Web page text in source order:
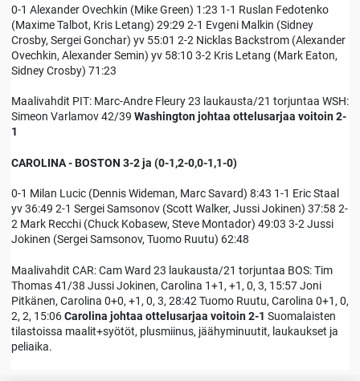
0-1 Alexander Ovechkin (Mike Green) 1:23 1-1 Ruslan Fedotenko
(Maxime Talbot, Kris Letang) 29:29 2-1 Evgeni Malkin (Sidney
Crosby, Sergei Gonchar) yv 55:01 2-2 Nicklas Backstrom (Alexander
Ovechkin, Alexander Semin) yv 58:10 3-2 Kris Letang (Mark Eaton,
Sidney Crosby) 71:23
Maalivahdit PIT: Marc-Andre Fleury 23 laukausta/21 torjuntaa WSH:
Simeon Varlamov 42/39 Washington johtaa ottelusarjaa voitoin 2-
1
CAROLINA - BOSTON 3-2 ja (0-1,2-0,0-1,1-0)
0-1 Milan Lucic (Dennis Wideman, Marc Savard) 8:43 1-1 Eric Staal
yv 36:49 2-1 Sergei Samsonov (Scott Walker, Jussi Jokinen) 37:58 2-
2 Mark Recchi (Chuck Kobasew, Steve Montador) 49:03 3-2 Jussi
Jokinen (Sergei Samsonov, Tuomo Ruutu) 62:48
Maalivahdit CAR: Cam Ward 23 laukausta/21 torjuntaa BOS: Tim
Thomas 41/38 Jussi Jokinen, Carolina 1+1, +1, 0, 3, 15:57 Joni
Pitkänen, Carolina 0+0, +1, 0, 3, 28:42 Tuomo Ruutu, Carolina 0+1, 0,
2, 2, 15:06Carolina johtaa ottelusarjaa voitoin 2-1 Suomalaisten
tilastoissa maalit+syötöt, plusmiinus, jäähyminuutit, laukaukset ja
peliaika.